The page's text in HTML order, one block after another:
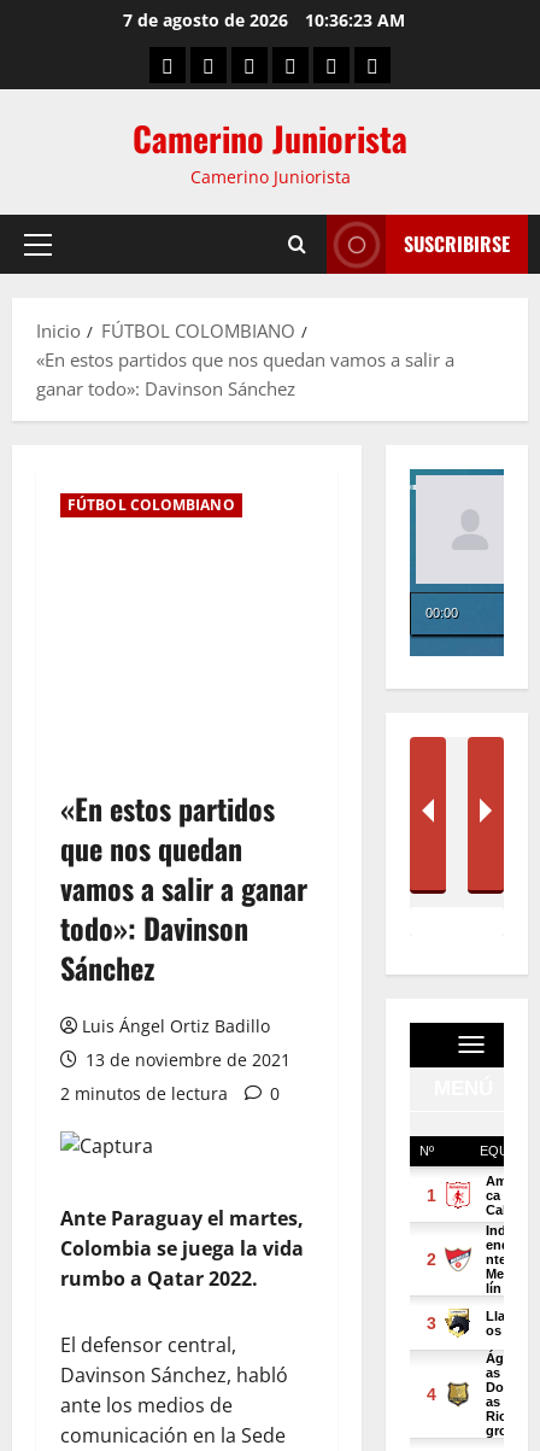
7 de agosto de 2026 10:36:23 AM
Camerino Juniorista
Camerino Juniorista
SUSCRIBIRSE
Inicio
FÚTBOL COLOMBIANO
«En estos partidos que nos quedan vamos a salir a
ganar todo»: Davinson Sánchez
FÚTBOL COLOMBIANO
«En estos partidos
que nos quedan
vamos a salir a ganar
todo»: Davinson
Sánchez
Luis Ángel Ortiz Badillo
13 de noviembre de 2021
2 minutos de lectura
0
Ante Paraguay el martes,
Colombia se juega la vida
rumbo a Qatar 2022.
El defensor central,
Davinson Sánchez, habló
ante los medios de
comunicación en la Sede